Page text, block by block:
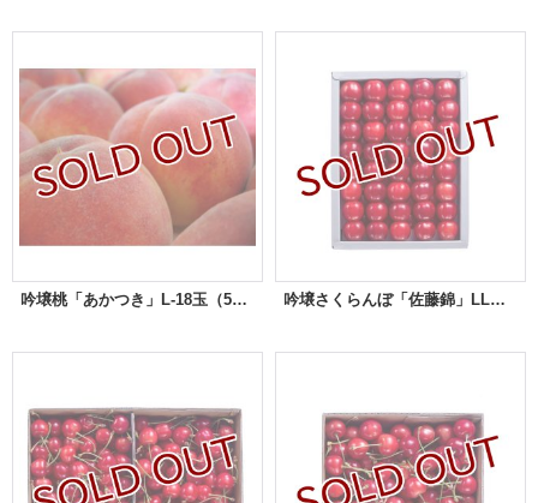
吟壌桃「あかつき」L-18玉（5kg） 吟壌さくらんぼ「佐藤錦」LL玉 500ｇ 化粧箱